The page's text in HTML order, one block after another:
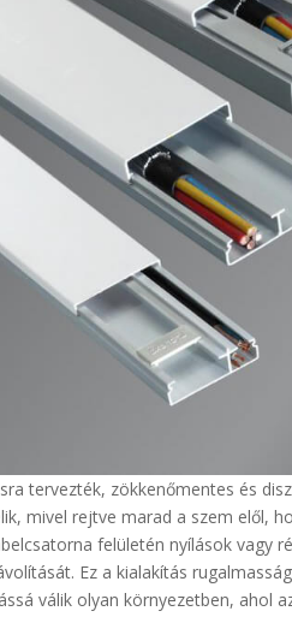
tervezték, zökkenőmentes és
mivel rejtve marad a szem elől,
felületén nyílások vagy
Ez a kialakítás
válik olyan környezetben, ahol